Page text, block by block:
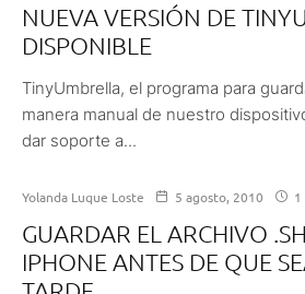
NUEVA VERSIÓN DE
DISPONIBLE
TinyUmbrella, el programa para
manera manual de nuestro
dar soporte a...
Yolanda Luque Loste 5 agosto, 2010
GUARDAR EL ARCHIVO
IPHONE ANTES DE QUE